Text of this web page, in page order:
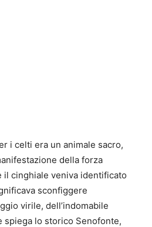
i celti era un animale sacro,
della forza
cinghiale veniva identificato
sconfiggere
virile, dell’indomabile
spiega lo storico Senofonte,